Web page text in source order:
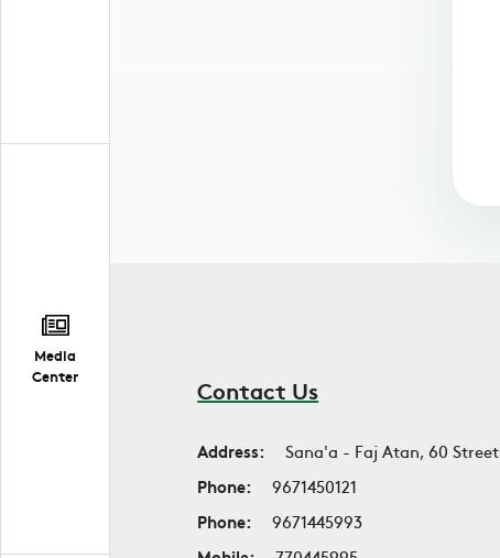
Media
Center
Contact Us
Address:
Sana'a - Faj Atan, 60 Street
Phone:
9671450121
Phone:
9671445993